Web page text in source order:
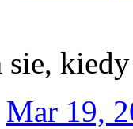
sie,
Mar 19,